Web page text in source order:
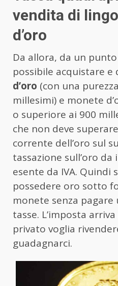
vendita di
d’oro
Da allora, da un
possibile acquistare e
d’oro (con una
millesimi) e monete
o superiore ai 900
che non deve
corrente dell’oro sul
tassazione sull’oro
esente da IVA. Quindi
possedere oro sotto
monete senza
tasse. L’imposta
privato voglia
guadagnarci.